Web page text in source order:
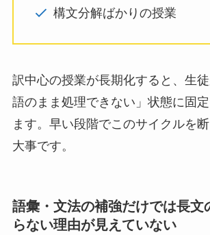
構文分解ばかりの授業
訳中心の授業が長期化すると、生
語のまま処理できない」状態に固
ます。早い段階でこのサイクルを
大事です。
語彙・文法の補強だけでは長文
らない理由が見えていない